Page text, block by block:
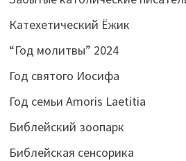
Катехетический Ёжик
“Год молитвы” 2024
Год святого Иосифа
Год семьи Amoris Laetitia
Библейский зоопарк
Библейская сенсорика